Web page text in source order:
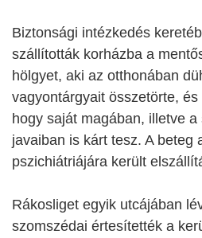
Biztonsági intézkedés
szállították korházba a
hölgyet, aki az otthonában
vagyontárgyait összetörte,
hogy saját magában, illetve
javaiban is kárt tesz. A beteg
pszichiátriájára került
Rákosliget egyik utcájában
szomszédai értesítették a